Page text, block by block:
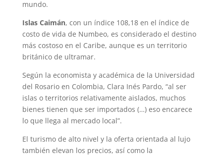
mundo.
Islas Caimán, con un índice 108,18 en el índice de
costo de vida de Numbeo, es considerado el destino
más costoso en el Caribe, aunque es un territorio
británico de ultramar.
Según la economista y académica de la Universidad
del Rosario en Colombia, Clara Inés Pardo, “al ser
islas o territorios relativamente aislados, muchos
bienes tienen que ser importados (…) eso encarece
lo que llega al mercado local”.
El turismo de alto nivel y la oferta orientada al lujo
también elevan los precios, así como la